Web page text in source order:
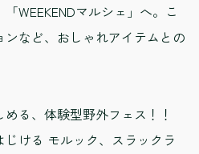
WEEKENDマルシェ」へ。こ
など、おしゃれアイテムとの
る、体験型野外フェス！！
ける モルック、スラックラ